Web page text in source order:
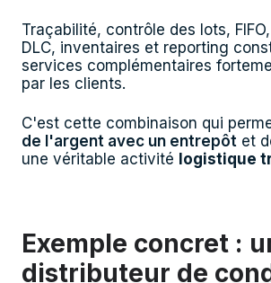
Traçabilité, contrôle des lots,
DLC, inventaires et reporting
services complémentaires
par les clients.
C'est cette combinaison qui
de l'argent avec un entrepôt et
une véritable activité logistique
Exemple concret :
distributeur de